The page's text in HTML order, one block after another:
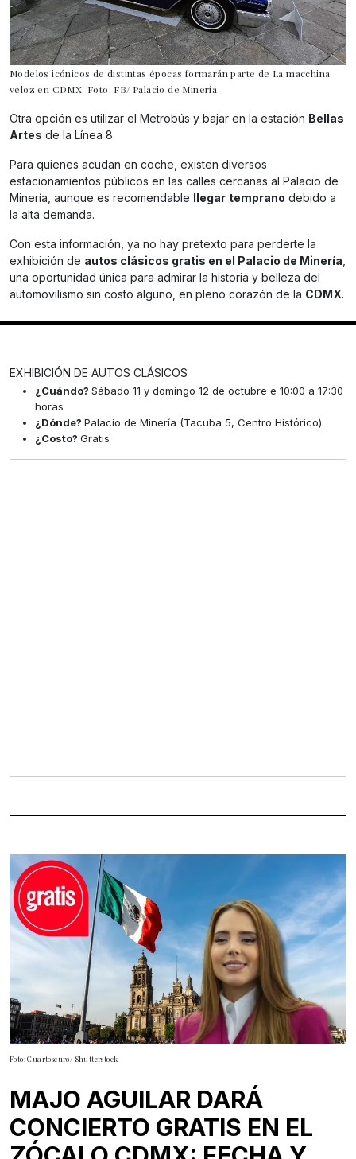
Modelos icónicos de distintas épocas formarán parte de La macchina
veloz en CDMX. Foto: FB/ Palacio de Minería
Otra opción es utilizar el Metrobús y bajar en la estación Bellas
Artes de la Línea 8.
Para quienes acudan en coche, existen diversos
estacionamientos públicos en las calles cercanas al Palacio de
Minería, aunque es recomendable llegar temprano debido a
la alta demanda.
Con esta información, ya no hay pretexto para perderte la
exhibición de autos clásicos gratis en el Palacio de Minería
una oportunidad única para admirar la historia y belleza del
automovilismo sin costo alguno, en pleno corazón de la CDMX.
EXHIBICIÓN DE AUTOS CLÁSICOS
¿Cuándo? Sábado 11 y domingo 12 de octubre e 10:00 a 17:30
horas
¿Dónde? Palacio de Minería (Tacuba 5, Centro Histórico)
¿Costo? Gratis
Foto: Cuartoscuro/ Shutterstock
MAJO AGUILAR DARÁ
CONCIERTO GRATIS EN EL